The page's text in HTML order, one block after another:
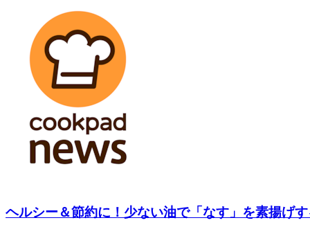
ヘルシー＆節約に！少ない油で「なす」を素揚げ